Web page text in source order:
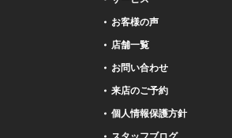
お客様の声
店舗一覧
お問い合わせ
来店のご予約
個人情報保護方針